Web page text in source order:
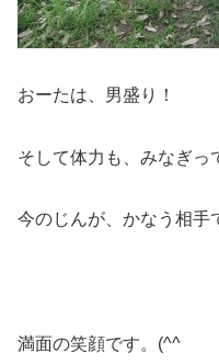
おーたは、男盛り！
そして体力も、みなぎっ
今のじんが、かなう相手
満面の笑顔です。(^^ゞ